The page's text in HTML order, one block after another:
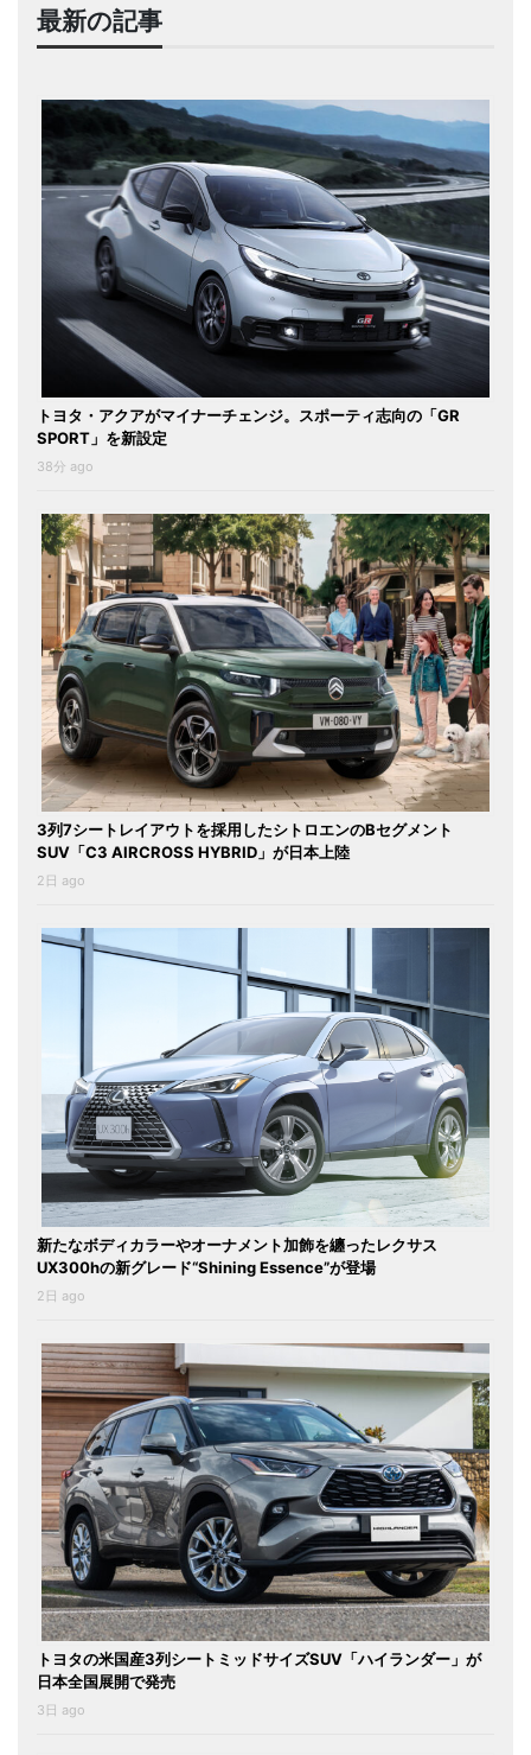
最新の記事
トヨタ・アクアがマイナーチェンジ。スポーティ志向の「GR
SPORT」を新設定
38分 ago
3列7シートレイアウトを採用したシトロエンのBセグメント
SUV「C3 AIRCROSS HYBRID」が日本上陸
2日 ago
新たなボディカラーやオーナメント加飾を纏ったレクサス
UX300hの新グレード“Shining Essence”が登場
2日 ago
トヨタの米国産3列シートミッドサイズSUV「ハイランダー」が
日本全国展開で発売
3日 ago